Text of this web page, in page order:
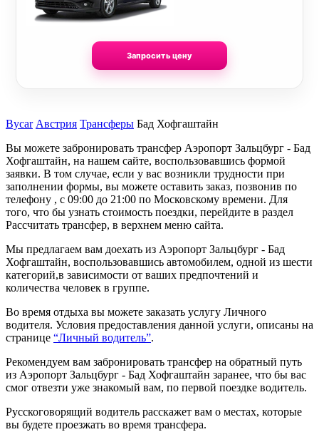
Запросить цену
Bycar Австрия Трансферы Бад Хофгаштайн
Вы можете забронировать трансфер Аэропорт Зальцбург - Бад
Хофгаштайн, на нашем сайте, воспользовавшись формой
заявки. В том случае, если у вас возникли трудности при
заполнении формы, вы можете оставить заказ, позвонив по
телефону , с 09:00 до 21:00 по Московскому времени. Для
того, что бы узнать стоимость поездки, перейдите в раздел
Рассчитать трансфер, в верхнем меню сайта.
Мы предлагаем вам доехать из Аэропорт Зальцбург - Бад
Хофгаштайн, воспользовавшись автомобилем, одной из шести
категорий,в зависимости от ваших предпочтений и
количества человек в группе.
Во время отдыха вы можете заказать услугу Личного
водителя. Условия предоставления данной услуги, описаны на
странице “Личный водитель”.
Рекомендуем вам забронировать трансфер на обратный путь
из Аэропорт Зальцбург - Бад Хофгаштайн заранее, что бы вас
смог отвезти уже знакомый вам, по первой поездке водитель.
Русскоговорящий водитель расскажет вам о местах, которые
вы будете проезжать во время трансфера.